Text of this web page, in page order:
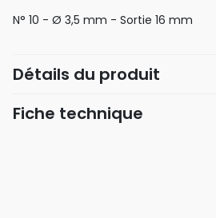
N° 10 - Ø 3,5 mm - Sortie 16 mm
Détails du produit
Fiche technique